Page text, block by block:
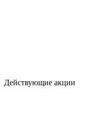
Действующие акции